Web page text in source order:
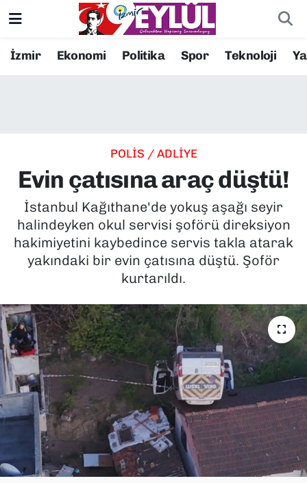
İzmir Ekonomi Politika Spor Teknoloji
POLİS / ADLİYE
Evin çatısına araç düştü!
İstanbul Kağıthane'de yokuş aşağı seyir
halindeyken okul servisi şoförü direksiyon
hakimiyetini kaybedince servis takla atarak
yakındaki bir evin çatısına düştü. Şoför
kurtarıldı.
Resmi İlanlar
EKONOMİ
KÜLTÜR SANAT
MAGAZİN
SAĞLIK
SPOR
TEKNOLOJİ
YAŞAM
YEREL YÖNETİMLER
Konak Nöbetçi Eczaneler
Süper Lig Puan Durumu ve Fikstür
Tüm Manşetler
Son Dakika Haberleri
Haber Arşivi